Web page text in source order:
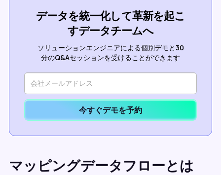
データを統一化して革新を起こ
すデータチームへ
ソリューションエンジニアによる個別デモと30
分のQ&Aセッションを受けることができます
今すぐデモを予約
マッピングデータフローとは